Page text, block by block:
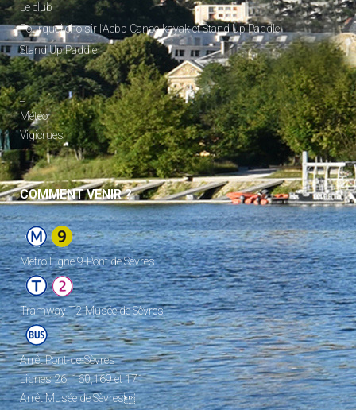
Le club
Pourquoi choisir l’Acbb Canoe-kayak et Stand Up Paddle
Stand Up Paddle
_
Météo
Vigicrues
COMMENT VENIR ?
Metro Ligne 9-Pont de Sèvres
Tramway T2-Musée de Sèvres
Arrêt Pont-de-Sèvres
Lignes 26, 160,169 et 171
Arrêt Musée de Sèvres